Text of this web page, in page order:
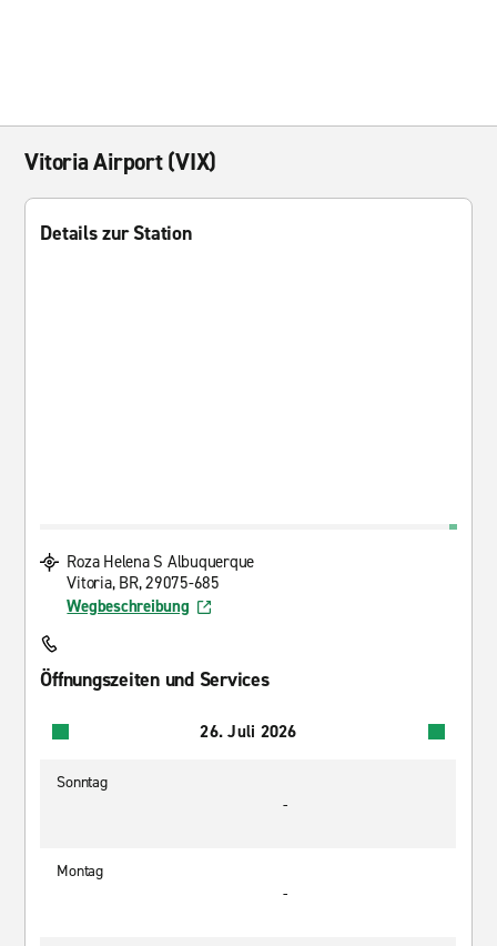
Vitoria Airport (VIX)
Details zur Station
Roza Helena S Albuquerque
Vitoria, BR, 29075-685
Wegbeschreibung
Öffnungszeiten und Services
26. Juli 2026
Sonntag
-
Montag
-